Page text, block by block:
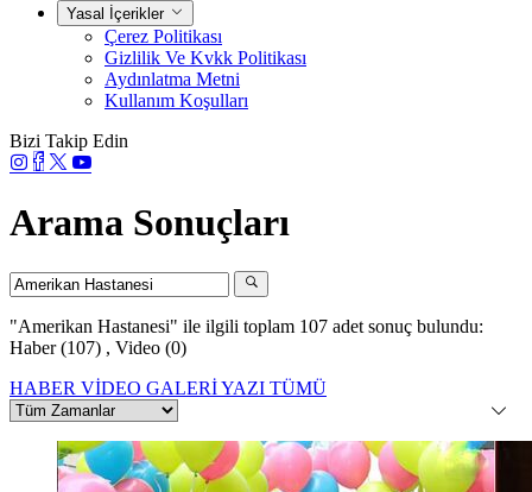
Yasal İçerikler
Çerez Politikası
Gizlilik Ve Kvkk Politikası
Aydınlatma Metni
Kullanım Koşulları
Bizi Takip Edin
Arama Sonuçları
"Amerikan Hastanesi" ile ilgili toplam 107 adet sonuç bulundu:
Haber (107) , Video (0)
HABER VİDEO GALERİYAZI TÜMÜ